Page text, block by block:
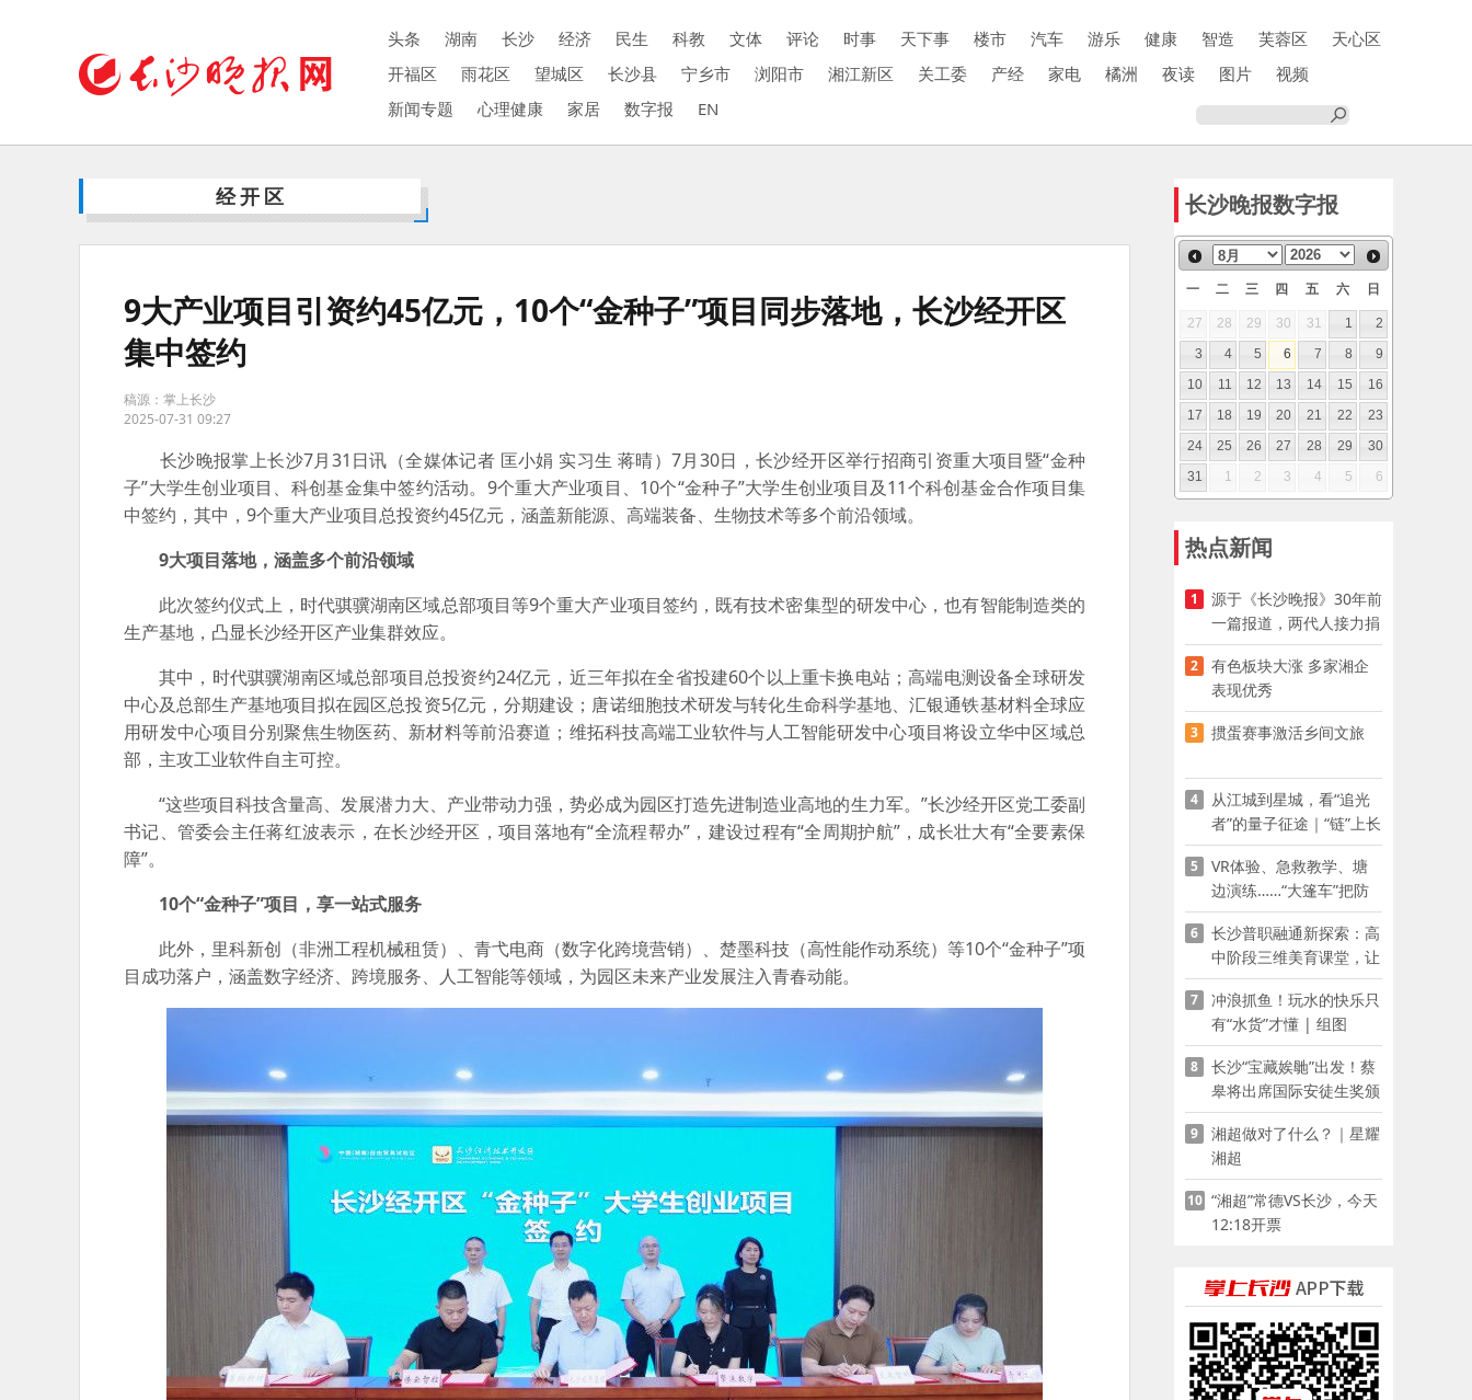
头条 湖南 长沙 经济 民生 科教 文体 评论 时事 天下事 楼市 汽车 游乐 健康 智造 芙蓉区
天心区
开福区
雨花区 望城区 长沙县 宁乡市 浏阳市 湘江新区 关工委 产经 家电 橘洲 夜读 图片
视频
新闻专题
心理健康 家居 数字报 EN
经开区
9大产业项目引资约45亿元，10个“金种子”项目同步落地，长沙经开区
集中签约
稿源：掌上长沙
2025-07-31 09:27
长沙晚报掌上长沙7月31日讯 （全媒体记者 匡小娟 实习生 蒋晴）7月30日，长沙经开区举行招商引资重大项目暨“金种
子”大学生创业项目、科创基金集中签约活动。9个重大产业项目、10个“金种子”大学生创业项目及11个科创基金合作项目集
中签约，其中，9个重大产业项目总投资约45亿元，涵盖新能源、高端装备、生物技术等多个前沿领域。
9大项目落地，涵盖多个前沿领域
此次签约仪式上，时代骐骥湖南区域总部项目等9个重大产业项目签约，既有技术密集型的研发中心，也有智能制造类的
生产基地，凸显长沙经开区产业集群效应。
其中，时代骐骥湖南区域总部项目总投资约24亿元，近三年拟在全省投建60个以上重卡换电站；高端电测设备全球研发
中心及总部生产基地项目拟在园区总投资5亿元，分期建设；唐诺细胞技术研发与转化生命科学基地、汇银通铁基材料全球应
用研发中心项目分别聚焦生物医药、新材料等前沿赛道；维拓科技高端工业软件与人工智能研发中心项目将设立华中区域总
部，主攻工业软件自主可控。
“这些项目科技含量高、发展潜力大、产业带动力强，势必成为园区打造先进制造业高地的生力军。”长沙经开区党工委副
书记、管委会主任蒋红波表示，在长沙经开区，项目落地有“全流程帮办”，建设过程有“全周期护航”，成长壮大有“全要素保
障”。
10个“金种子”项目，享一站式服务
此外，里科新创（非洲工程机械租赁）、青弋电商（数字化跨境营销）、楚墨科技（高性能作动系统）等10个“金种子”项
目成功落户，涵盖数字经济、跨境服务、人工智能等领域，为园区未来产业发展注入青春动能。
长沙晚报数字报
一 二 三 四 五 六 日
27 28 29 30 31 1
2
3
4 5 6 7 8
9
10
11 12 13 14 15
16
17
18 19 20 21 22
23
24
25 26 27 28 29
30
31
1 2 3 4 5 6
热点新闻
1
源于《长沙晚报》30年前
一篇报道，两代人接力捐
资助学
2
有色板块大涨 多家湘企
表现优秀
3 掼蛋赛事激活乡间文旅
4
从江城到星城，看“追光
者”的量子征途｜“链”上长
沙 “才”够硬核
5
VR体验、急救教学、塘
边演练……“大篷车”把防
溺水课堂搬到乡村青少年
家门口
6
长沙普职融通新探索：高
中阶段三维美育课堂，让
少年向美而生
7
冲浪抓鱼！玩水的快乐只
有“水货”才懂 | 组图
8
长沙“宝藏娭毑”出发！蔡
皋将出席国际安徒生奖颁
奖典礼并领奖
9
湘超做对了什么？｜星耀
湘超
10 “湘超”常德VS长沙，今天
12:18开票